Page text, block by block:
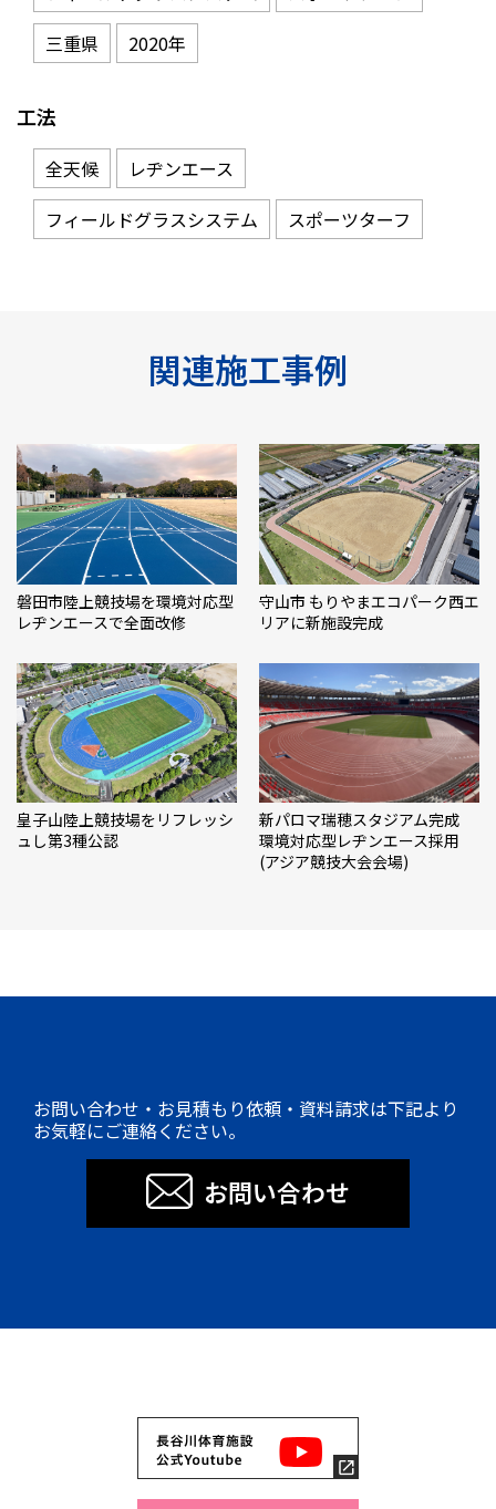
三重県
2020年
工法
全天候
レヂンエース
フィールドグラスシステム
スポーツターフ
関連施工事例
磐田市陸上競技場を環境対応型
レヂンエースで全面改修
守山市 もりやまエコパーク西エ
リアに新施設完成
皇子山陸上競技場をリフレッシ
ュし第3種公認
新パロマ瑞穂スタジアム完成
環境対応型レヂンエース採用
(アジア競技大会会場)
お問い合わせ・お見積もり依頼・資料請求は下記より
お気軽にご連絡ください。
お問い合わせ